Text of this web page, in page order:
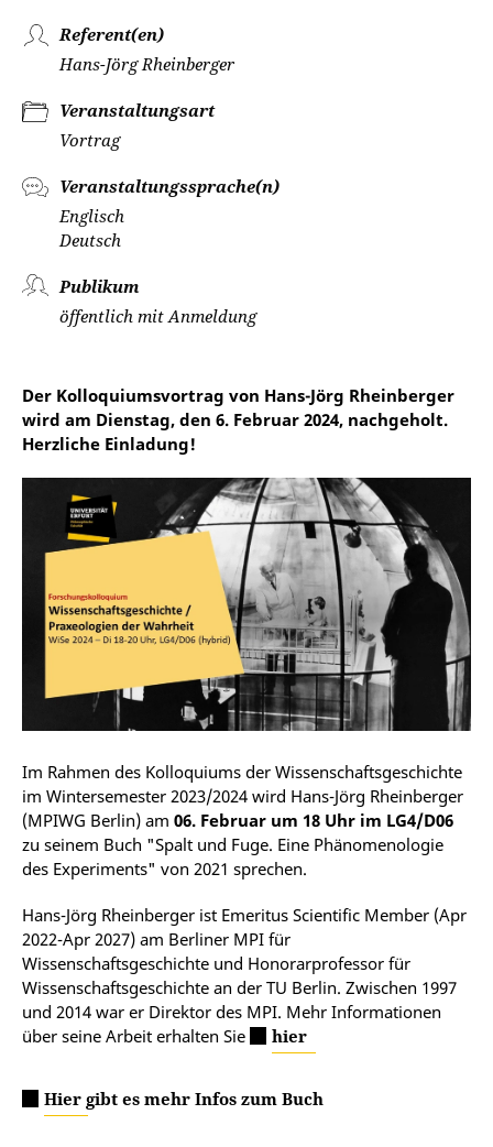
Referent(en)
Hans-Jörg Rheinberger
Veranstaltungsart
Vortrag
Veranstaltungssprache(n)
Englisch
Deutsch
Publikum
öffentlich mit Anmeldung
Der Kolloquiumsvortrag von Hans-Jörg Rheinberger
wird am Dienstag, den 6. Februar 2024, nachgeholt.
Herzliche Einladung!
Im Rahmen des Kolloquiums der Wissenschaftsgeschichte
im Wintersemester 2023/2024 wird Hans-Jörg Rheinberger
(MPIWG Berlin) am 06. Februar um 18 Uhr im LG4/D06
zu seinem Buch "Spalt und Fuge. Eine Phänomenologie
des Experiments" von 2021 sprechen.
Hans-Jörg Rheinberger ist Emeritus Scientific Member (Apr
2022-Apr 2027) am Berliner MPI für
Wissenschaftsgeschichte und Honorarprofessor für
Wissenschaftsgeschichte an der TU Berlin. Zwischen 1997
und 2014 war er Direktor des MPI. Mehr Informationen
über seine Arbeit erhalten Sie
hier
Hier gibt es mehr Infos zum Buch